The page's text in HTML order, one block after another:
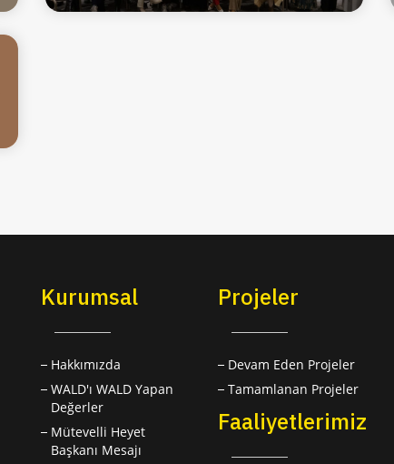
Kurumsal
Hakkımızda
WALD'ı WALD Yapan
Değerler
Mütevelli Heyet
Başkanı Mesajı
Projeler
Devam Eden Projeler
Tamamlanan Projeler
Faaliyetlerimiz